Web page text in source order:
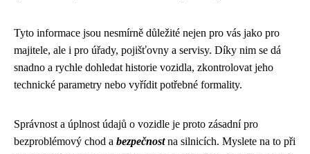
Tyto informace jsou nesmírně důležité nejen pro vás jako pro
majitele, ale i pro úřady, pojišťovny a servisy. Díky nim se dá
snadno a rychle dohledat historie vozidla, zkontrolovat jeho
technické parametry nebo vyřídit potřebné formality.
Správnost a úplnost údajů o vozidle je proto zásadní pro
bezproblémový chod a bezpečnostna silnicích. Myslete na to při